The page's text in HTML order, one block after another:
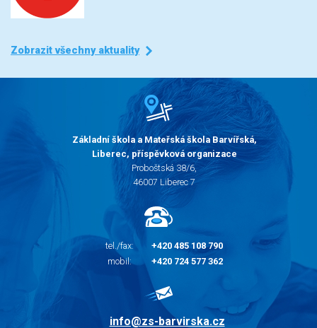
Zobrazit všechny aktuality
Základní škola a Mateřská škola Barvířská,
Liberec, příspěvková organizace
Proboštská 38/6,
46007 Liberec 7
tel./fax:
+420 485 108 790
mobil:
+420 724 577 362
info@zs-barvirska.cz